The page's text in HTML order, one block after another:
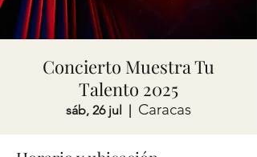
Concierto Muestra Tu
Talento 2025
sáb, 26 jul
  |
Caracas